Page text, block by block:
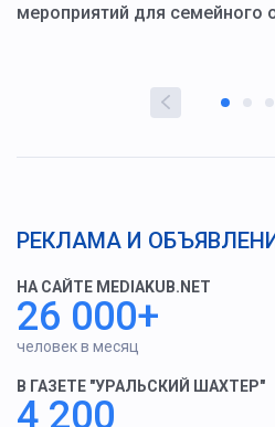
мероприятий для семейного
РЕКЛАМА И
НА САЙТЕ MEDIAKUB.NET
26 000+
человек в месяц
В ГАЗЕТЕ "УРАЛЬСКИЙ ШАХТЕР"
4 200